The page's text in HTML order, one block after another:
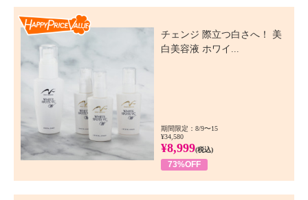
チェンジ 際立つ白さへ！ 美
白美容液 ホワイ...
期間限定：8/9〜15
¥34,580
¥8,999(税込)
73%OFF